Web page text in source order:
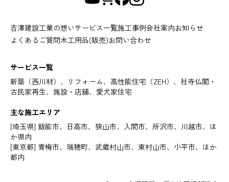
吉澤建設工業の想いサービス一覧施工事例会社案内お知らせ
よくあるご質問木工用品(販売)お問い合わせ
サービス一覧
新築（西川材）、リフォーム、高性能住宅（ZEH）、社寺仏閣・
古民家再生、施設・店舗、愛犬家住宅
主な施工エリア
[埼玉県] 飯能市、日高市、狭山市、入間市、所沢市、川越市、ほ
か県内
[東京都] 青梅市、瑞穂町、武蔵村山市、東村山市、小平市、ほか
都内